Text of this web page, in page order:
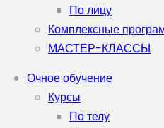
По лицу
Комплексные
МАСТЕР-КЛАССЫ
Очное обучение
Курсы
По телу